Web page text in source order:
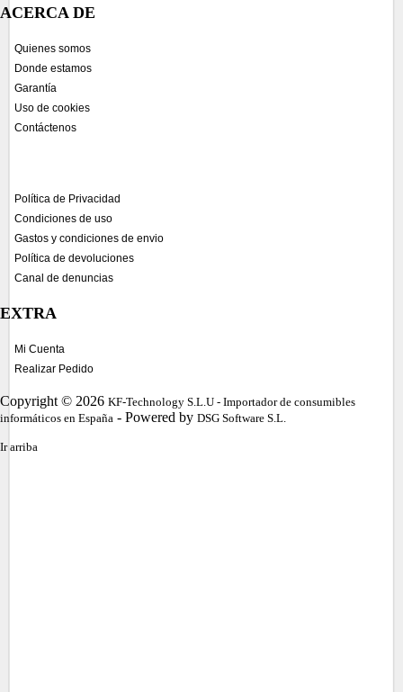
ACERCA DE
Quienes somos
Donde estamos
Garantía
Uso de cookies
Contáctenos
Política de Privacidad
Condiciones de uso
Gastos y condiciones de envio
Política de devoluciones
Canal de denuncias
EXTRA
Mi Cuenta
Realizar Pedido
Copyright © 2026 KF-Technology S.L.U - Importador de consumibles
informáticos en España - Powered by DSG Software S.L.
Ir arriba